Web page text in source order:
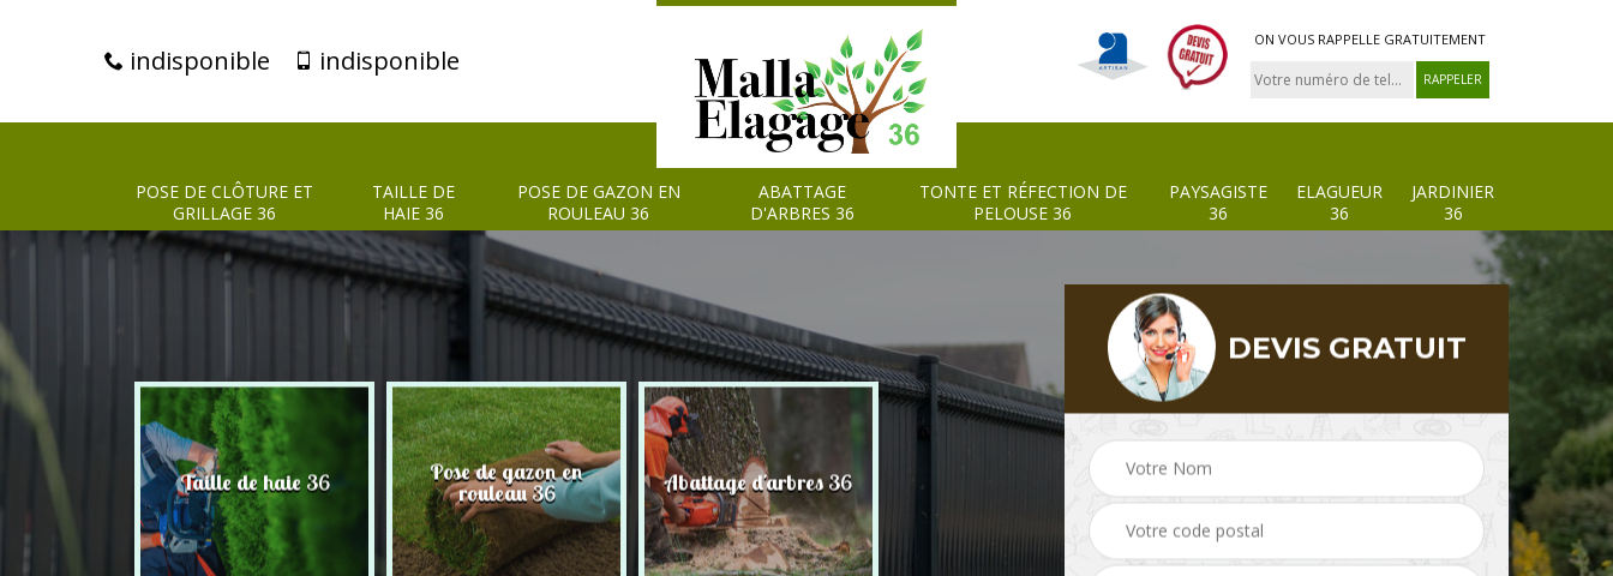
indisponible indisponible
ON VOUS RAPPELLE GRATUITEMENT
POSE DE CLÔTURE ET
GRILLAGE 36
TAILLE DE
HAIE 36
POSE DE GAZON EN
ROULEAU 36
ABATTAGE
D'ARBRES 36
TONTE ET RÉFECTION DE
PELOUSE 36
PAYSAGISTE
36
ELAGUEUR
36
JARDINIER
36
et
36 Taille de haie 36 Pose de gazon en
rouleau 36 Abattage d'arbres 36 Tonte et réfection de Paysagiste 36 Elagueur 36
DEVIS GRATUIT